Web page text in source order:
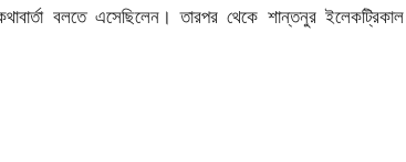
বলতে এসেছিলেন। তারপর থেকে শান্তনুর ইলেকট্রিকাল